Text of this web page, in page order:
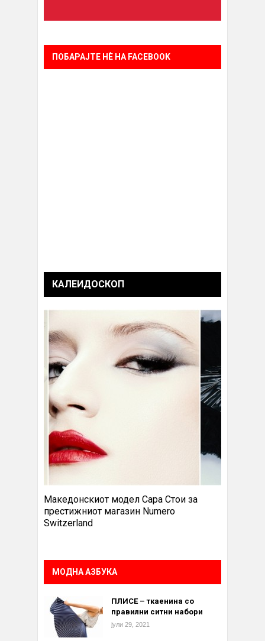
ПОБАРАЈТЕ НÈ НА FACEBOOK
КАЛЕИДОСКОП
Македонскиот модел Сара Стои за
престижниот магазин Numero
Switzerland
МОДНА АЗБУКА
ПЛИСЕ – ткаенина со
правилни ситни набори
јули 29, 2021